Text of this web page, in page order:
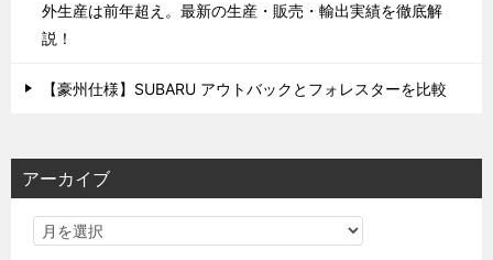
外生産は前年超え。最新の生産・販売・輸出実績を徹底解
説！
【豪州仕様】SUBARU アウトバックとフォレスターを比較
アーカイブ